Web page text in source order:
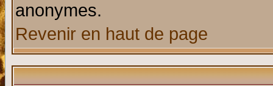
anonymes.
Revenir en haut de page